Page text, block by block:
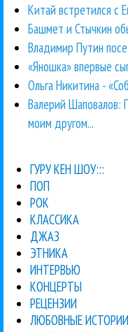
Китай встретился с
Башмет и Стычкин
Владимир Путин
«Яношка» впервые
Ольга Никитина -
Валерий Шаповалов:
моим другом...
ГУРУ КЕН ШОУ:::
ПОП
РОК
КЛАССИКА
ДЖАЗ
ЭТНИКА
ИНТЕРВЬЮ
КОНЦЕРТЫ
РЕЦЕНЗИИ
ЛЮБОВНЫЕ ИСТОРИИ